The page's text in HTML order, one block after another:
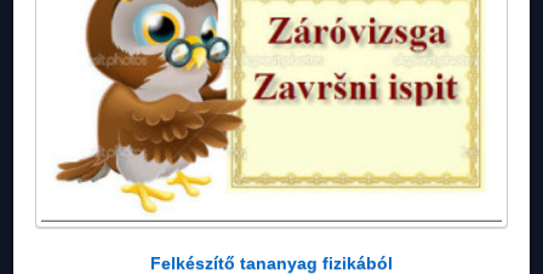
Felkészítő tananyag fizikából